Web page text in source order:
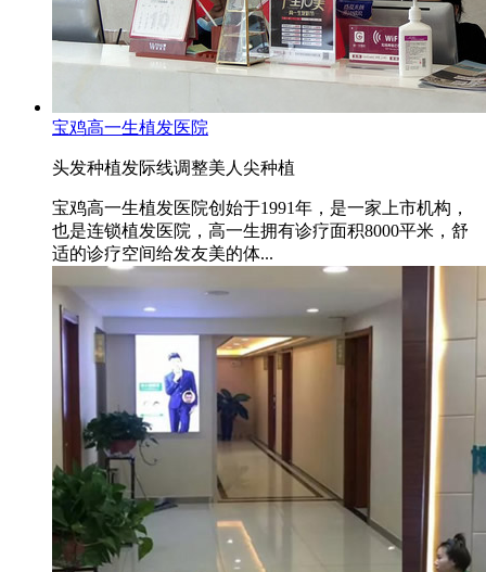
宝鸡高一生植发医院
头发种植发际线调整美人尖种植
宝鸡高一生植发医院创始于1991年，是一家上市机构，
也是连锁植发医院，高一生拥有诊疗面积8000平米，舒
适的诊疗空间给发友美的体...